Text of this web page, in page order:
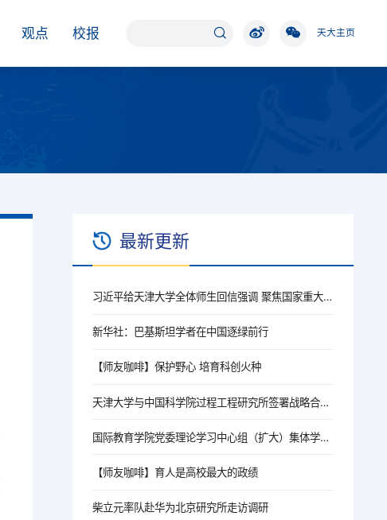
观点 校报 天大主页
最新更新
习近平给天津大学全体师生回信强调 聚焦国家重大战略需求提高人才培养质量 更好服务经济社会发展
新华社：巴基斯坦学者在中国逐绿前行
【师友咖啡】保护野心 培育科创火种
天津大学与中国科学院过程工程研究所签署战略合作协议
国际教育学院党委理论学习中心组（扩大）集体学习习近平总书记会见巴基斯坦总理夏巴兹重要讲话精神
【师友咖啡】育人是高校最大的政绩
柴立元率队赴华为北京研究所走访调研